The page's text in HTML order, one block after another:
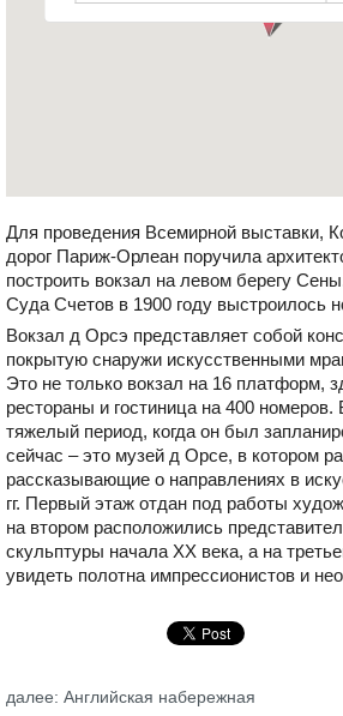
Для проведения Всемирной выставки,
дорог Париж-Орлеан поручила
построить вокзал на левом берегу
Суда Счетов в 1900 году выстроилось
Вокзал д Орсэ представляет собой
покрытую снаружи искусственными
Это не только вокзал на 16 платформ,
рестораны и гостиница на 400 номеров.
тяжелый период, когда он был
сейчас – это музей д Орсе, в котором
рассказывающие о направлениях в
гг. Первый этаж отдан под работы
на втором расположились
скульптуры начала XX века, а на
увидеть полотна импрессионистов и
далее: Английская набережная